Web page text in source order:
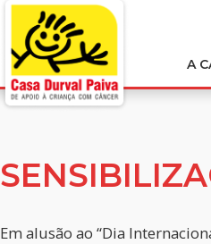
A
Em alusão ao “Dia